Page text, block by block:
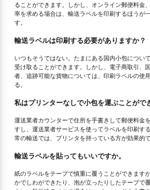
ることができます。しかし、オンライン郵便料金
率を求める場合は、輸送ラベルを印刷するほうが
す。
輸送ラベルは印刷する必要がありますか？
いつもそうではない。たまにある国内小包につい
受け取ることができます。しかし、電子商取引、
者、追跡可能な貨物については、印刷ラベルの使
る。
私はプリンターなしで小包を運ぶことがで
運送業者カウンターで住所を手書きして郵便料金
すし、運送業者サービスを使ってラベルを印刷す
常の輸送では、プリンタを持っている方が効果的で
輸送ラベルを貼ってもいいですか。
紙のラベルをテープで慎重に覆うことができます
かでしわができたり、泡が立ったりしたテープで